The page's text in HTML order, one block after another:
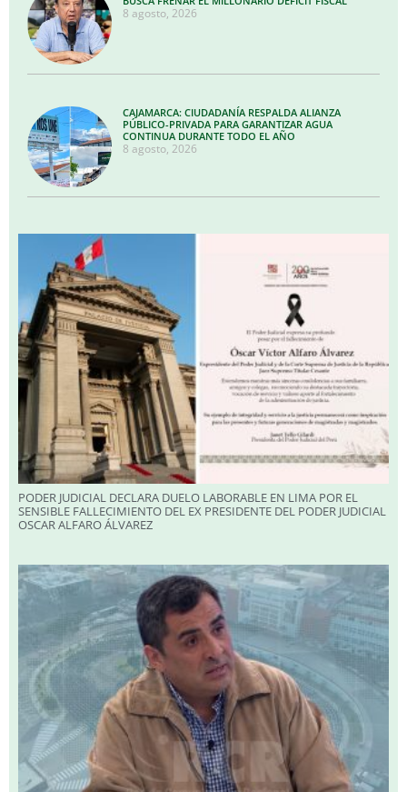
8 agosto, 2026
CAJAMARCA: CIUDADANÍA RESPALDA ALIANZA
PÚBLICO-PRIVADA PARA GARANTIZAR AGUA
CONTINUA DURANTE TODO EL AÑO
8 agosto, 2026
PODER JUDICIAL DECLARA DUELO LABORABLE EN LIMA POR EL
SENSIBLE FALLECIMIENTO DEL EX PRESIDENTE DEL PODER JUDICIAL
OSCAR ALFARO ÁLVAREZ